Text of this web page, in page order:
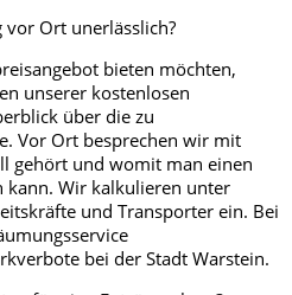
Ort unerlässlich?
bieten möchten,
unserer kostenlosen
über die zu
Vor Ort besprechen wir mit
gehört und womit man einen
kann. Wir kalkulieren unter
und Transporter ein. Bei
bei der Stadt Warstein.